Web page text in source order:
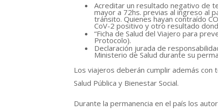
Acreditar un resultado negativo de
mayor a 72hs. previas al ingreso al
tránsito. Quienes hayan contraído
CoV-2 positivo y otro resultado
“Ficha de Salud del Viajero para
Protocolo).
Declaración jurada de
Ministerio de Salud durante su
Los viajeros deberán cumplir además
Salud Pública y Bienestar Social.
Durante la permanencia en el país los